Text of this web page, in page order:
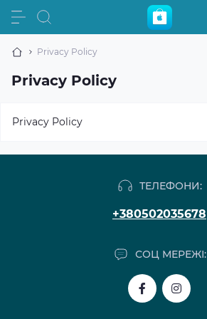
Privacy Policy
Privacy Policy
Privacy Policy
ТЕЛЕФОНИ:
+380502035678
СОЦ МЕРЕЖІ: